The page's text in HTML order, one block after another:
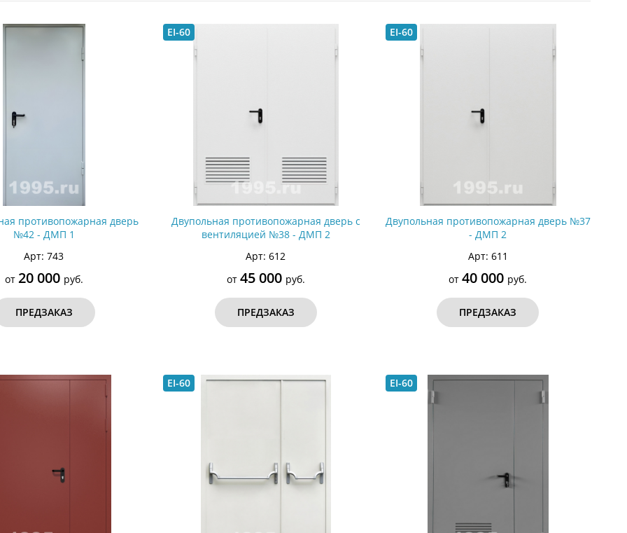
с винилискожей
Коричневые двери
С металлофиленкой
противопожарная дверь
№42 - ДМП 1
Арт: 743
от 20 000 руб.
ПРЕДЗАКАЗ
EI-60
Двупольная противопожарная дверь с
вентиляцией №38 - ДМП 2
Арт: 612
от 45 000 руб.
ПРЕДЗАКАЗ
EI-60
Двупольная противопожарная дверь №37
- ДМП 2
Арт: 611
от40 000 руб.
ПРЕДЗАКАЗ
EI-60 EI-60